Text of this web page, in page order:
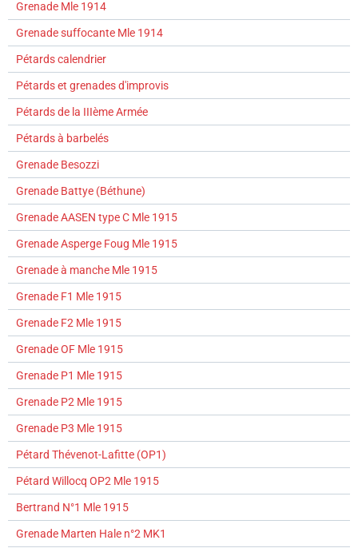
Grenade Mle 1914
Grenade suffocante Mle 1914
Pétards calendrier
Pétards et grenades d'improvis
Pétards de la IIIème Armée
Pétards à barbelés
Grenade Besozzi
Grenade Battye (Béthune)
Grenade AASEN type C Mle 1915
Grenade Asperge Foug Mle 1915
Grenade à manche Mle 1915
Grenade F1 Mle 1915
Grenade F2 Mle 1915
Grenade OF Mle 1915
Grenade P1 Mle 1915
Grenade P2 Mle 1915
Grenade P3 Mle 1915
Pétard Thévenot-Lafitte (OP1)
Pétard Willocq OP2 Mle 1915
Bertrand N°1 Mle 1915
Grenade Marten Hale n°2 MK1